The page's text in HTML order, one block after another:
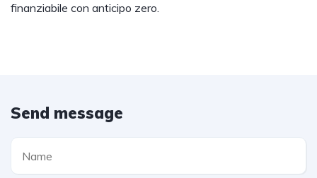
finanziabile con anticipo zero.
Send message